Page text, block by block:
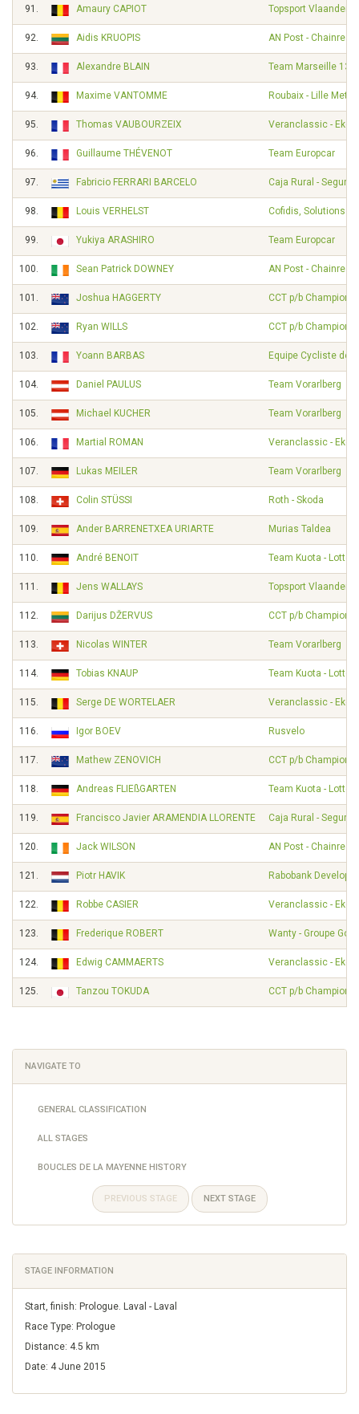
91. Amaury CAPIOT Topsport
92. Aidis KRUOPIS AN Post -
93. Alexandre BLAIN Team Marseille 13 -
94. Maxime VANTOMME Roubaix - Lille
95. Thomas VAUBOURZEIX Veranclassic - Ekoi
96. Guillaume THÉVENOT Team Europcar
97. Fabricio FERRARI BARCELO Caja Rural - Seguros
98. Louis VERHELST Cofidis, Solutions
99. Yukiya ARASHIRO Team Europcar
100. Sean Patrick DOWNEY AN Post -
101. Joshua HAGGERTY CCT p/b Champion
102. Ryan WILLS CCT p/b Champion
103. Yoann BARBAS Equipe Cycliste de
104. Daniel PAULUS Team Vorarlberg
105. Michael KUCHER Team Vorarlberg
106. Martial ROMAN Veranclassic - Ekoi
107. Lukas MEILER Team Vorarlberg
108. Colin STÜSSI Roth - Skoda
109. Ander BARRENETXEA URIARTE Murias Taldea
110. André BENOIT Team Kuota - Lotto
111. Jens WALLAYS Topsport
112. Darijus DŽERVUS CCT p/b Champion
113. Nicolas WINTER Team Vorarlberg
114. Tobias KNAUP Team Kuota - Lotto
115. Serge DE WORTELAER Veranclassic - Ekoi
116. Igor BOEV Rusvelo
117. Mathew ZENOVICH CCT p/b Champion
118. Andreas FLIEßGARTEN Team Kuota - Lotto
119. Francisco Javier ARAMENDIA LLORENTE Caja Rural - Seguros
120. Jack WILSON AN Post -
121. Piotr HAVIK Rabobank
122. Robbe CASIER Veranclassic - Ekoi
123. Frederique ROBERT Wanty - Groupe
124. Edwig CAMMAERTS Veranclassic - Ekoi
125. Tanzou TOKUDA CCT p/b Champion
NAVIGATE TO
GENERAL CLASSIFICATION
ALL STAGES
BOUCLES DE LA MAYENNE HISTORY
PREVIOUS STAGE NEXT STAGE
STAGE INFORMATION
Start, finish: Prologue. Laval - Laval
Race Type: Prologue
Distance: 4.5 km
Date: 4 June 2015